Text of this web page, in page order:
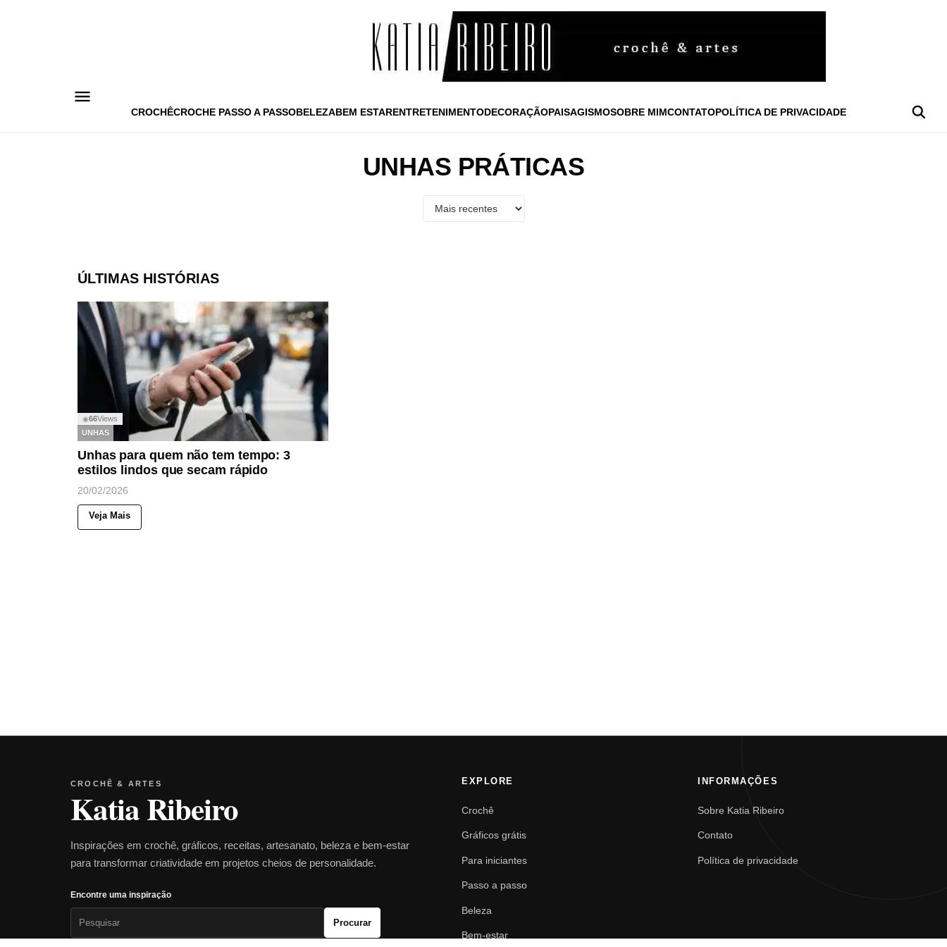
CROCHÊCROCHE PASSO A PASSOBELEZABEM ESTARENTRETENIMENTODECORAÇÃOPAISAGISMOSOBRE MIMCONTATOPOLÍTICA DE PRIVACIDADE
UNHAS PRÁTICAS
ÚLTIMAS HISTÓRIAS
◉66Views
UNHAS
Unhas para quem não tem tempo: 3
estilos lindos que secam rápido
20/02/2026
Veja Mais
CROCHÊ & ARTES
Katia Ribeiro
Inspirações em crochê, gráficos, receitas, artesanato, beleza e bem-estar
para transformar criatividade em projetos cheios de personalidade.
Encontre uma inspiração
Procurar
EXPLORE
Crochê
Gráficos grátis
Para iniciantes
Passo a passo
Beleza
Bem-estar
INFORMAÇÕES
Sobre Katia Ribeiro
Contato
Política de privacidade